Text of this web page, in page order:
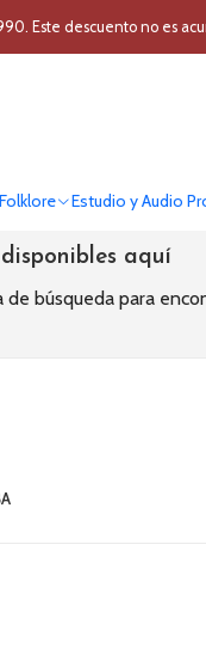
Estudio y Audio
Este descuento no es
Viento Trompeta
aquí
búsqueda para